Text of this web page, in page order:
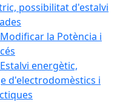
possibilitat d'estalvi
la Potència i
energètic,
d'electrodomèstics i